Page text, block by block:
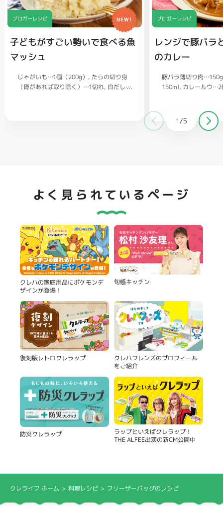
ブロガーレシピ NEW!
子どもがすごい勢いで食べる魚
マッシュ
じゃがいも…1個（200g） たらの切り身
（骨があれば取り除く）…1切れ 白だし…
ブロガーレシピ
レンジで豚バラ
のカレー
豚バラ薄切り肉…150g
150ml カレールウ…2
1/5
よく見られているページ
クレハの家庭用品にポケモンデ
ザインが登場！
旬感キッチン
復刻版レトロクレラップ クレハフレンズのプロフィール
をご紹介
防災クレラップ ラップといえばクレラップ！
THE ALFEE出演の新CM公開中
クレライフ ホーム 料理レシピ フリーザーバッグのレシピ